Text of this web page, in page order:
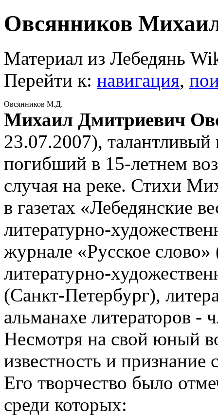
Овсянников
Материал из Лебедянь
Перейти к: навигация,
Овсянников М.Д.
Михаил Дмитриевич
23.07.2007),
погибший в 15-летнем
случая на реке. Стихи
в газетах «Лебедянские
литературно-
журнале «Русское
литературно-
(Санкт-Петербург),
альманахе литераторов -
Несмотря на свой юный
известность и признание
Его творчество было
среди которых: